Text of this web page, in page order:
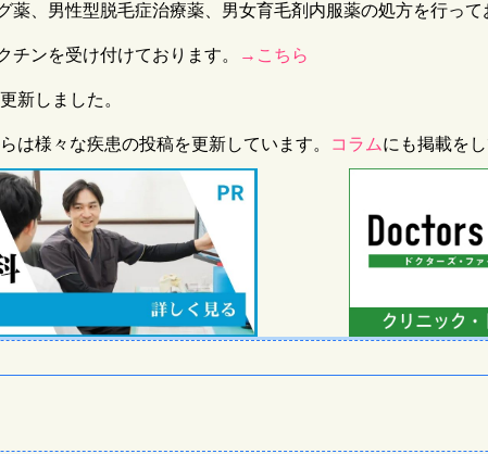
薬、男性型脱毛症治療薬、男女育毛剤内服薬の処方を行って
ンを受け付けております。 →こちら
新しました。
は様々な疾患の投稿を更新しています。 コラムにも掲載を